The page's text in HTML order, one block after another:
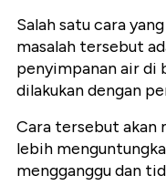
Salah satu cara
masalah tersebut
penyimpanan air di
dilakukan dengan
Cara tersebut akan
lebih
mengganggu dan